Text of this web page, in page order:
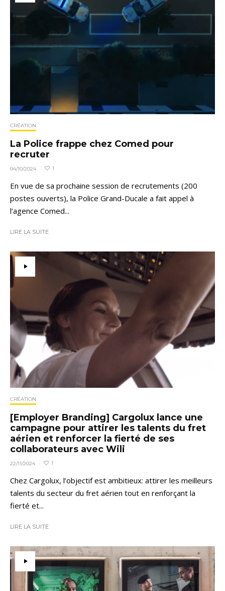
CRÉATION
La Police frappe chez Comed pour
recruter
04/10/2024 · 1
En vue de sa prochaine session de recrutements (200
postes ouverts), la Police Grand-Ducale a fait appel à
l’agence Comed...
LIRE LA SUITE
CRÉATION
[Employer Branding] Cargolux lance une
campagne pour attirer les talents du fret
aérien et renforcer la fierté de ses
collaborateurs avec Wili
22/11/2024 · 1
Chez Cargolux, l’objectif est ambitieux: attirer les meilleurs
talents du secteur du fret aérien tout en renforçant la
fierté et...
LIRE LA SUITE